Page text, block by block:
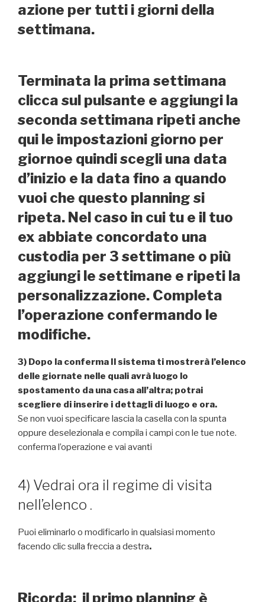
azione per tutti i giorni della
settimana.
Terminata la prima settimana
clicca sul pulsante e aggiungi la
seconda settimana ripeti anche
qui le impostazioni giorno per
giornoe quindi scegli una data
d’inizio e la data fino a quando
vuoi che questo planning si
ripeta. Nel caso in cui tu e il tuo
ex abbiate concordato una
custodia per 3 settimane o più
aggiungi le settimane e ripeti la
personalizzazione. Completa
l’operazione confermando le
modifiche.
3) Dopo la conferma Il sistema ti mostrerà l’elenco
delle giornate nelle quali avrà luogo lo
spostamento da una casa all’altra; potrai
scegliere di inserire i dettagli di luogo e ora.
Se non vuoi specificare lascia la casella con la spunta
oppure deselezionala e compila i campi con le tue note.
conferma l’operazione e vai avanti
4) Vedrai ora il regime di visita
nell’elenco .
Puoi eliminarlo o modificarlo in qualsiasi momento
facendo clic sulla freccia a destra.
Ricorda: il primo planning è